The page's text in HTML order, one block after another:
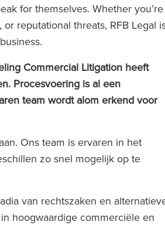
for themselves. Whether you’re
reputational threats, RFB Legal
Commercial Litigation heeft
Procesvoering is al een
team wordt alom erkend voor
Ons team is ervaren in het
zo snel mogelijk op te
van rechtszaken en
hoogwaardige commerciële en